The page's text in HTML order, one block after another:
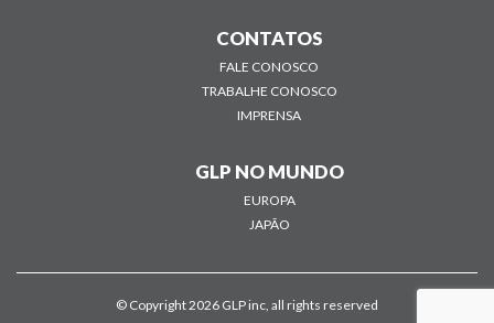
CONTATOS
FALE CONOSCO
TRABALHE CONOSCO
IMPRENSA
GLP NO MUNDO
EUROPA
JAPÃO
© Copyright 2026 GLP inc, all rights reserved